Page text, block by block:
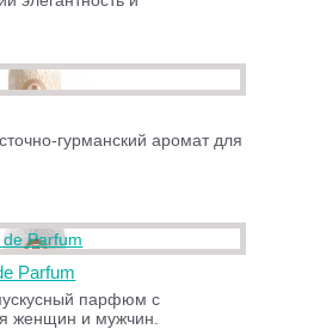
гурманский аромат для
Parfum
парфюм с
женщин и мужчин.